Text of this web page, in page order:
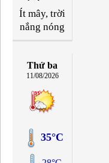
Ít mây, trời
nắng nóng
Thứ ba
11/08/2026
35°C